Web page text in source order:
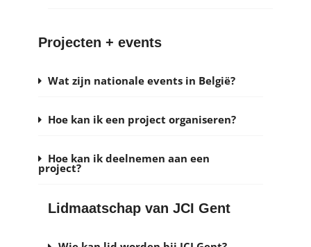
Projecten + events
Wat zijn nationale events in België?
Hoe kan ik een project organiseren?
Hoe kan ik deelnemen aan een
project?
Lidmaatschap van JCI Gent